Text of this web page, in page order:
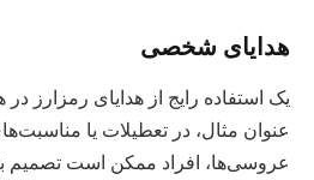
هدایای شخصی
یک استفاده رایج از هدایای رمزارز
عنوان مثال، در تعطیلات یا
عروسی‌ها، افراد ممکن است تصمیم